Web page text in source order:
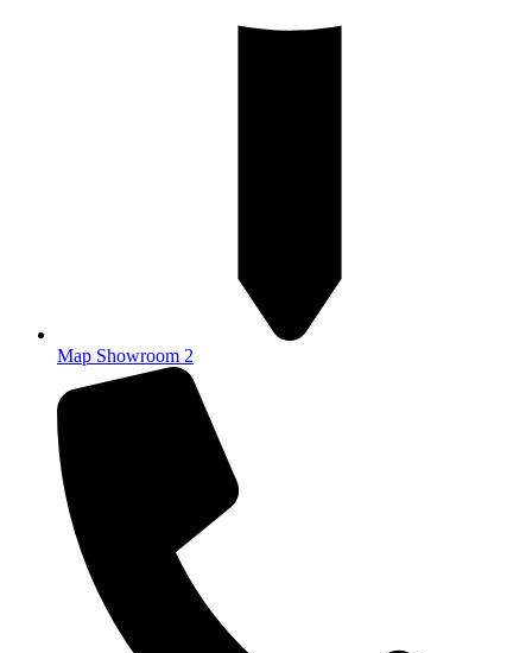
Map Showroom 2